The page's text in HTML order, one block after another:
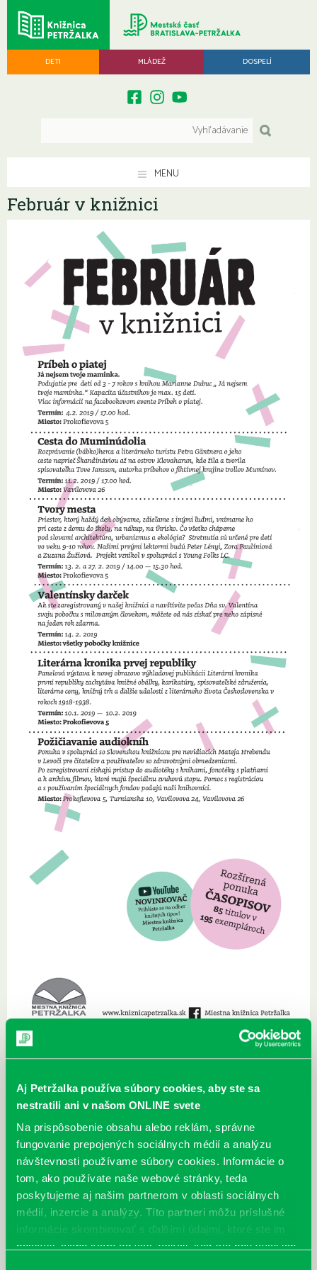
Aj Petržalka používa súbory cookies, aby ste sa
nestratili ani v našom ONLINE svete
Na prispôsobenie obsahu alebo reklám, správne
fungovanie prepojených sociálnych médií a analýzu
návštevnosti používame súbory cookies. Informácie o
tom, ako používate naše webové stránky, teda
poskytujeme aj našim partnerom v oblasti sociálnych
médií, inzercie a analýzy. Títo partneri môžu príslušné
informácie skombinovať s ďalšími údajmi, ktoré ste im
poskytli, alebo ktoré od vás získali, keď ste používali ich
DETI MLÁDEŽ DOSPELÍ
MENU
Február v knižnici
01.02.2019 - 18.02.2019
Pre deti Pre dospelých Rodiny s deťmi
Február bude bohatý na podujatia pre detských i dospelých čitateľov.
Môžete u nás sprostredkovane navštíviť Škandináviu a fiktívnu krajinu
trollov, získať Valentínsky darček; deti sa môžu zahrať na architektov
alebo spoznať aké je to byť rodičom v Príbehu o piatej podľa knižky „Já
nejsem tvoje maminka“.
Tešíme sa na Vás.
Najbližšie podujatia
Čítame ušami. Audioknihy v
DNES